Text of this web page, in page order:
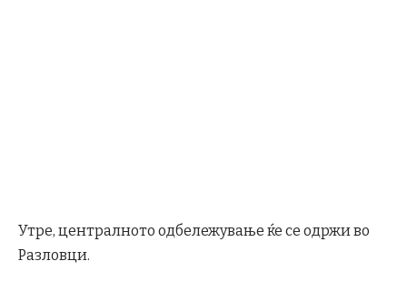
Утре, централното одбележување ќе се одржи во
Разловци.